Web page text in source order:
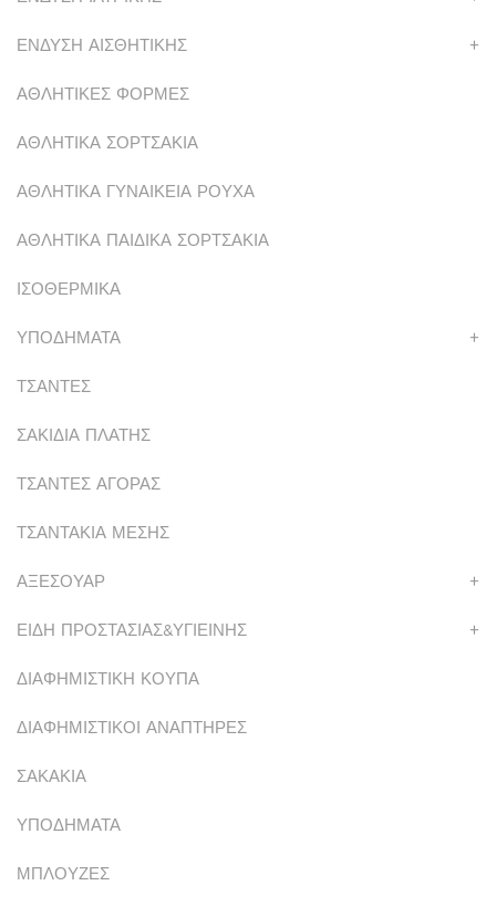
ΕΝΔΥΣΗ ΑΙΣΘΗΤΙΚΗΣ +
ΑΘΛΗΤΙΚΕΣ ΦΟΡΜΕΣ
ΑΘΛΗΤΙΚΑ ΣΟΡΤΣΑΚΙΑ
ΑΘΛΗΤΙΚΑ ΓΥΝΑΙΚΕΙΑ ΡΟΥΧΑ
ΑΘΛΗΤΙΚΑ ΠΑΙΔΙΚΑ ΣΟΡΤΣΑΚΙΑ
ΙΣΟΘΕΡΜΙΚΑ
ΥΠΟΔΗΜΑΤΑ +
ΤΣΑΝΤΕΣ
ΣΑΚΙΔΙΑ ΠΛΑΤΗΣ
ΤΣΑΝΤΕΣ ΑΓΟΡΑΣ
ΤΣΑΝΤΑΚΙΑ ΜΕΣΗΣ
ΑΞΕΣΟΥΑΡ +
ΕΙΔΗ ΠΡΟΣΤΑΣΙΑΣ&ΥΓΙΕΙΝΗΣ +
ΔΙΑΦΗΜΙΣΤΙΚΗ ΚΟΥΠΑ
ΔΙΑΦΗΜΙΣΤΙΚΟΙ ΑΝΑΠΤΗΡΕΣ
ΣΑΚΑΚΙΑ
ΥΠΟΔΗΜΑΤΑ
ΜΠΛΟΥΖΕΣ